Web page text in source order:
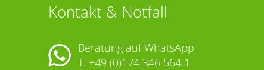
Kontakt & Notfall
Beratung auf WhatsApp
T. +49 (0)174 346 564 1